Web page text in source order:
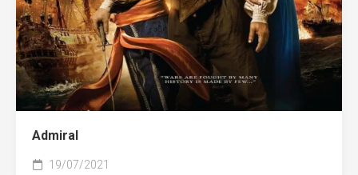
Admiral
19/07/2021